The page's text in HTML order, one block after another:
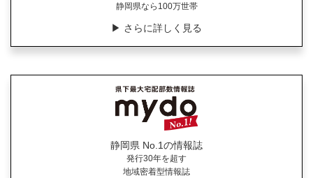
静岡県なら100万世帯
▶︎ さらに詳しく見る
静岡県 No.1の情報誌
発行30年を超す
地域密着型情報誌